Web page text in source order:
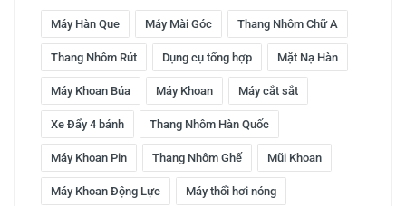
Máy Hàn Que Máy Mài Góc Thang Nhôm Chữ A
Thang Nhôm Rút Dụng cụ tổng hợp Mặt Nạ Hàn
Máy Khoan Búa Máy Khoan Máy cắt sắt
Xe Đẩy 4 bánh Thang Nhôm Hàn Quốc
Máy Khoan Pin Thang Nhôm Ghế Mũi Khoan
Máy Khoan Động Lực Máy thổi hơi nóng